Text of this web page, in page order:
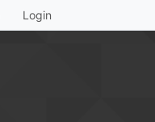
Login